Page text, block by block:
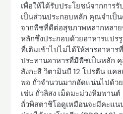
เพื่อให้ได้รับประโยชน์จากการ
เป็นส่วนประกอบหลัก คุณจำเป็
จากพืชที่ดีต่อสุขภาพหลากหลา
หลักซึ่งประกอบด้วยอาหารแปร
ที่เติมเข้าไปไม่ได้ให้สารอาหา
ประทานอาหารที่มีพืชเป็นหลัก
สังกะสี วิตามินบี 12 โปรตีน แค
พอ ถั่วจำนวนมากอัดแน่นไปด้
เช่น ถั่วลิสง เม็ดมะม่วงหิมพาน
ถั่วพิสตาชิโอดูเหมือนจะมีคะแ